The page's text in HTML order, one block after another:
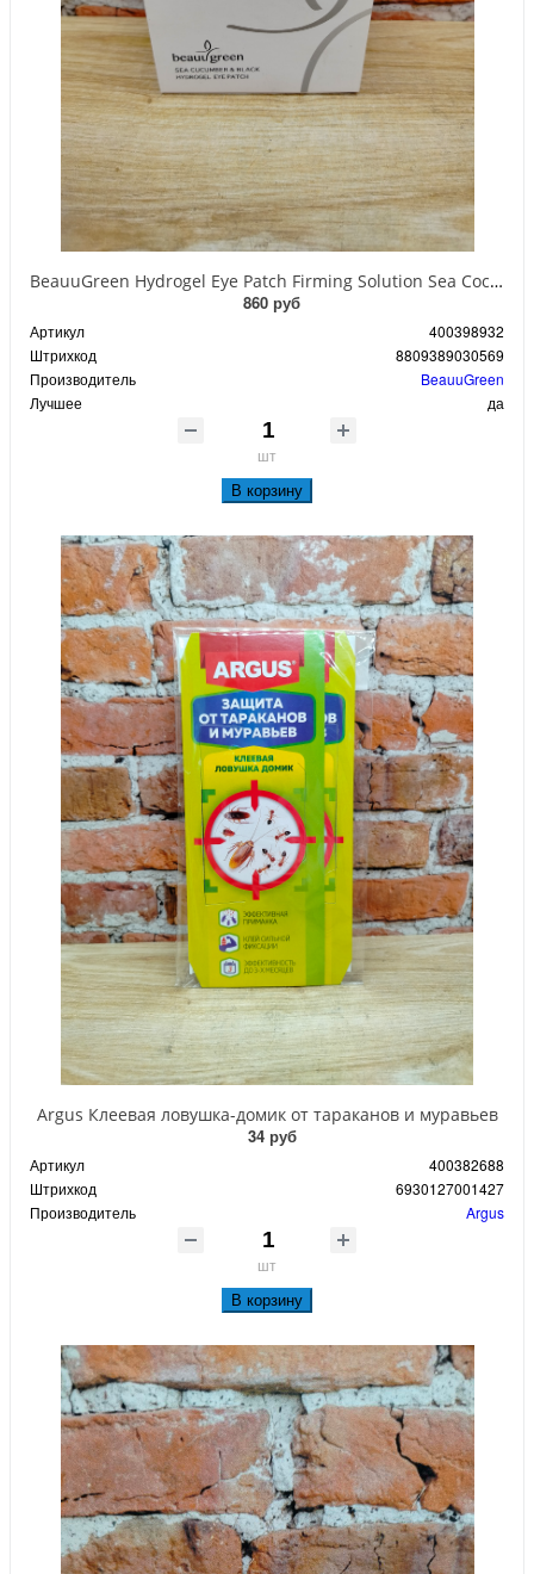
BeauuGreen Hydrogel Eye Patch Firming Solution Sea Cocumber & Black Гидрогелевые патчи для кожи вокруг глаз с экстрактом черного морского огурца 60 шт 90 гр
860 руб
Артикул
400398932
Штрихкод
8809389030569
Производитель
BeauuGreen
Лучшее
да
шт
В корзину
Argus Клеевая ловушка-домик от тараканов и муравьев
34 руб
Артикул
400382688
Штрихкод
6930127001427
Производитель
Argus
шт
В корзину